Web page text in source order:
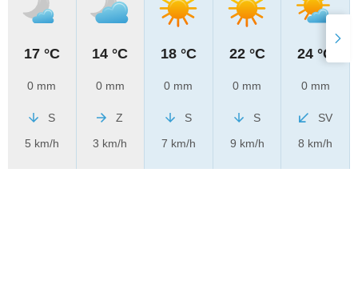
17 °C
0 mm
S
5 km/h
14 °C
0 mm
Z
3 km/h
18 °C
0 mm
S
7 km/h
22 °C
0 mm
S
9 km/h
24 °C
0 mm
SV
8 km/h